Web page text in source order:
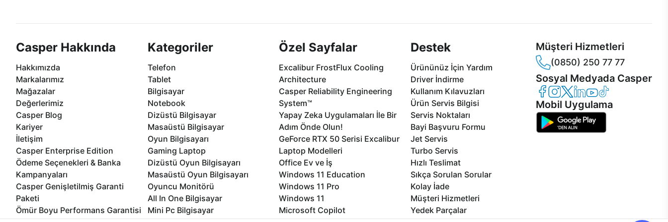
Casper Hakkında
Hakkımızda
Markalarımız
Mağazalar
Değerlerimiz
Casper Blog
Kariyer
İletişim
Casper Enterprise Edition
Ödeme Seçenekleri & Banka
Kampanyaları
Casper Genişletilmiş Garanti
Paketi
Ömür Boyu Performans Garantisi
Kategoriler
Telefon
Tablet
Bilgisayar
Notebook
Dizüstü Bilgisayar
Masaüstü Bilgisayar
Oyun Bilgisayarı
Gaming Laptop
Dizüstü Oyun Bilgisayarı
Masaüstü Oyun Bilgisayarı
Oyuncu Monitörü
All In One Bilgisayar
Mini Pc Bilgisayar
Özel Sayfalar
Excalibur FrostFlux Cooling
Architecture
Casper Reliability Engineering
System™
Yapay Zeka Uygulamaları İle Bir
Adım Önde Olun!
GeForce RTX 50 Serisi Excalibur
Laptop Modelleri
Office Ev ve İş
Windows 11 Education
Windows 11 Pro
Windows 11
Microsoft Copilot
Destek
Ürününüz İçin Yardım
Driver İndirme
Kullanım Kılavuzları
Ürün Servis Bilgisi
Servis Noktaları
Bayi Başvuru Formu
Jet Servis
Turbo Servis
Hızlı Teslimat
Sıkça Sorulan Sorular
Kolay İade
Müşteri Hizmetleri
Yedek Parçalar
Müşteri Hizmetleri
(0850) 250 77 77
Sosyal Medyada Casper
Casper Facebook
Casper Instagram
Casper Twitter
Casper LinkedIn
Casper YouTube
Casper TikTok
Mobil Uygulama